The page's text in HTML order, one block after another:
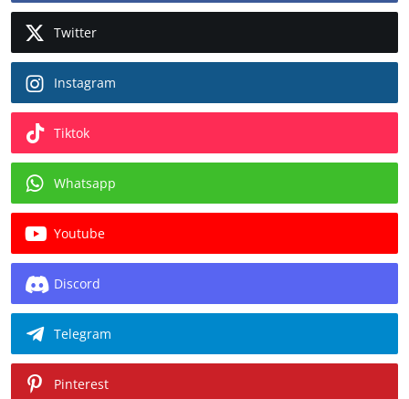
Twitter
Instagram
Tiktok
Whatsapp
Youtube
Discord
Telegram
Pinterest